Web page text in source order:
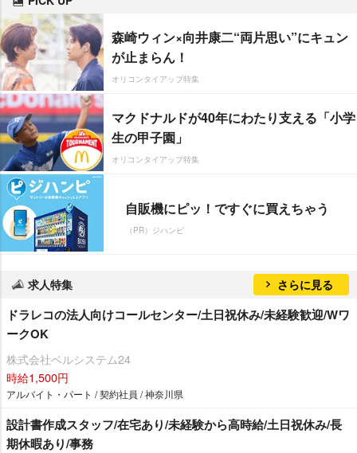
森崎ウィン×向井康二“両片思い”にキュン
が止まらん！
オリコンタイアップ特集
マクドナルドが40年にわたり支える「小学
生の甲子園」
オリコンタイアップ特集
自販機にピッ！ですぐに買えちゃう
（PR）ジハンピ
求人特集 さらに見る
ドラレコの法人向けコールセンター/土日祝休み/未経験歓迎/Wワ
ークOK
株式会社ベルシステム24
時給1,500円
アルバイト・パート / 契約社員 / 神奈川県
設計書作成スタッフ/在宅あり/未経験から高時給/土日祝休み/長
期休暇あり/事務